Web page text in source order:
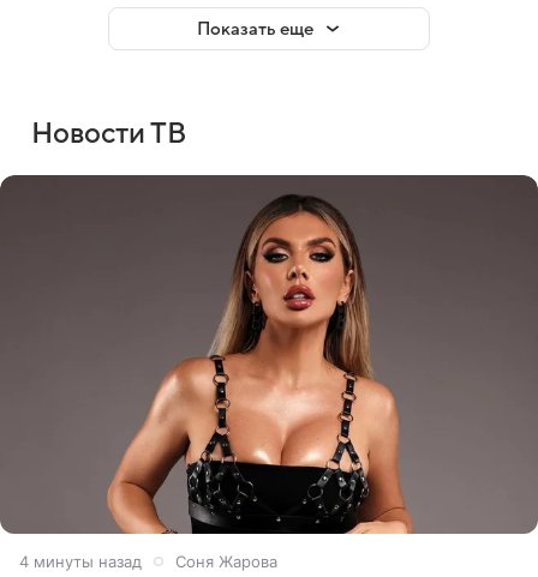
Показать еще
Новости ТВ
4 минуты назад Соня Жарова